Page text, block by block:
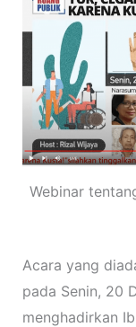
Webinar
Acara yang
pada Senin, 20
menghadirkan